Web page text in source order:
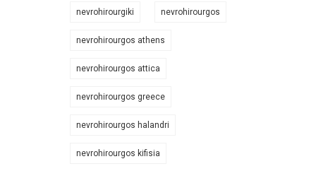
nevrohirourgiki nevrohirourgos
nevrohirourgos athens
nevrohirourgos attica
nevrohirourgos greece
nevrohirourgos halandri
nevrohirourgos kifisia